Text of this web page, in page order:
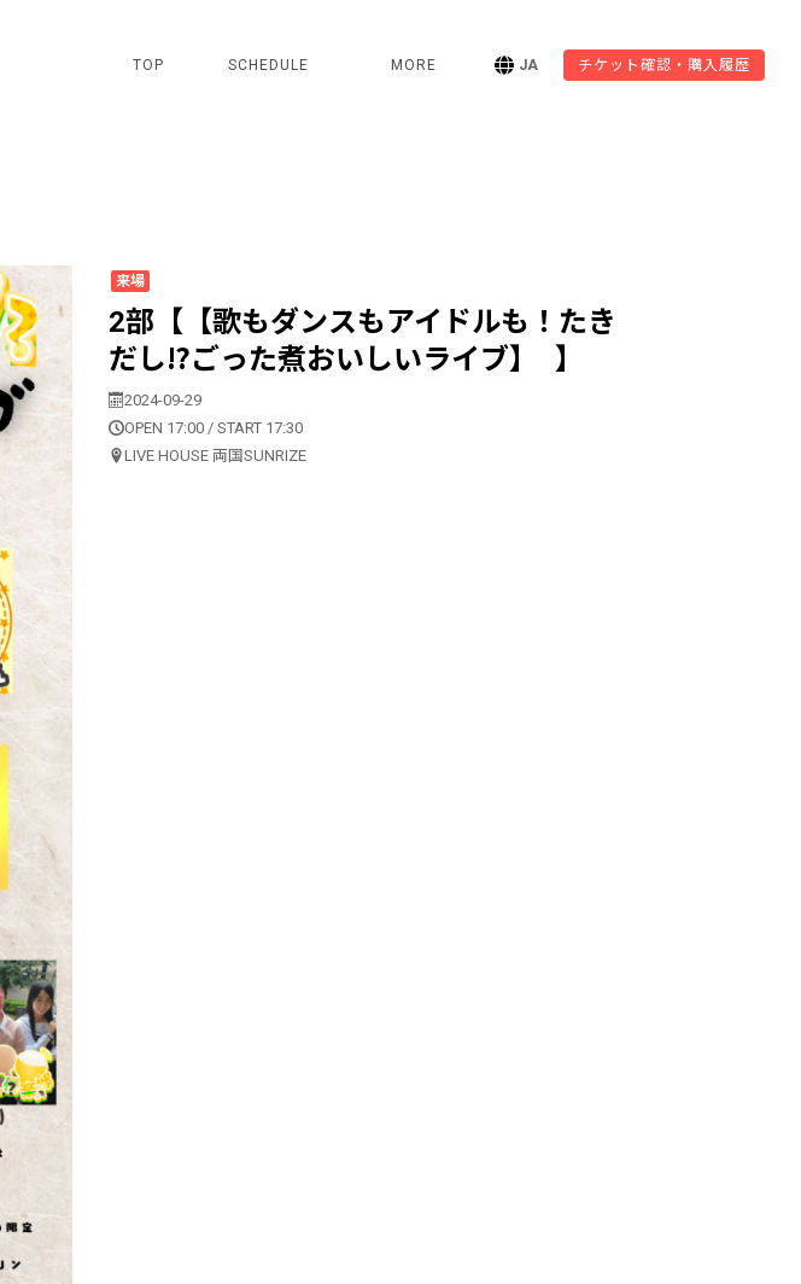
TOP SCHEDULE MORE JA チケット確認・購入履歴
来場
2部【【歌もダンスもアイドルも！たき
だし⁉ごった煮おいしいライブ】 】
2024-09-29
OPEN 17:00 / START 17:30
LIVE HOUSE 両国SUNRIZE